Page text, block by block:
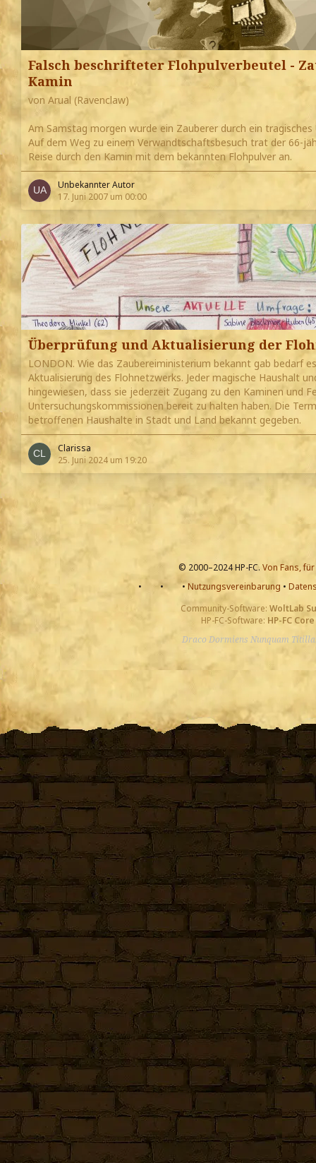
Falsch beschrifteter Flohpulverbeutel -
Kamin
von Arual (Ravenclaw)
Am Samstag morgen wurde ein Zauberer durch ein
Auf dem Weg zu einem Verwandtschaftsbesuch trat der 66-
Reise durch den Kamin mit dem bekannten Flohpulver an.
Unbekannter Autor
17. Juni 2007 um 00:00
Überprüfung und Aktualisierung der
LONDON. Wie das Zaubereiministerium bekannt gab bedarf
Aktualisierung des Flohnetzwerks. Jeder magische Haushalt
hingewiesen, dass sie jederzeit Zugang zu den Kaminen und
Untersuchungskommissionen bereit zu halten haben. Die
betroffenen Haushalte in Stadt und Land bekannt gegeben.
Clarissa
25. Juni 2024 um 19:20
© 2000–2024 HP-FC. Von Fans,
•
• •Nutzungsvereinbarung •
Community-Software: WoltLab
HP-FC-Software: HP-FC Core
Draco Dormiens Nunquam